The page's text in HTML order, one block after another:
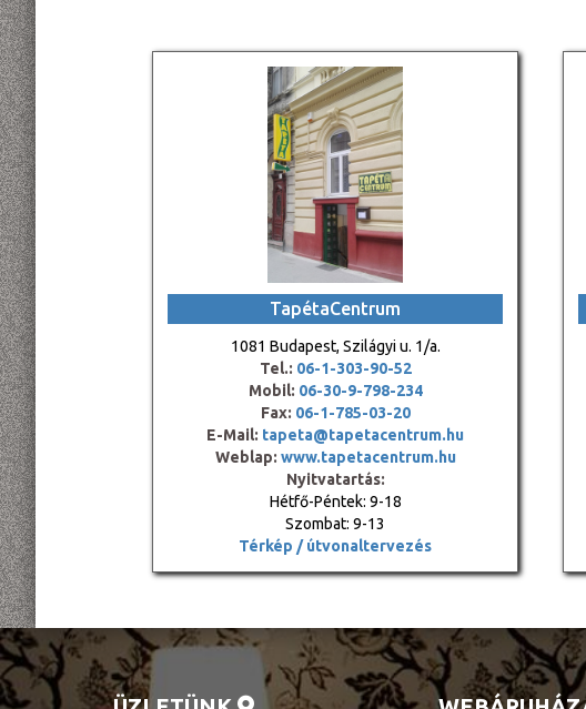
TapétaCentrum
1081 Budapest, Szilágyi u. 1/a.
Tel.: 06-1-303-90-52
Mobil: 06-30-9-798-234
Fax: 06-1-785-03-20
E-Mail: tapeta@tapetacentrum.hu
Weblap: www.tapetacentrum.hu
Nyitvatartás:
Hétfő-Péntek: 9-18
Szombat: 9-13
Térkép / útvonaltervezés